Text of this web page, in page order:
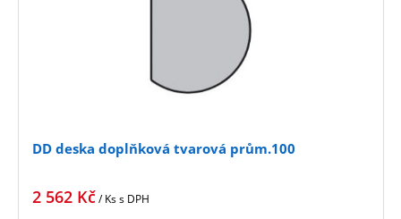
DD deska doplňková tvarová prům.100
2 562 Kč/ Kss DPH